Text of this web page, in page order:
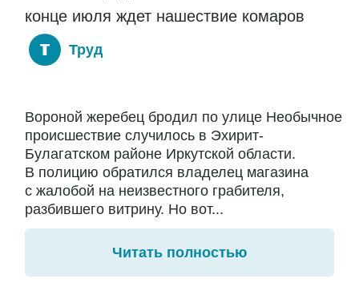
конце июля ждет нашествие комаров
Труд
Вороной жеребец бродил по улице Необычное
происшествие случилось в Эхирит-
Булагатском районе Иркутской области.
В полицию обратился владелец магазина
с жалобой на неизвестного грабителя,
разбившего витрину. Но вот...
Читать полностью